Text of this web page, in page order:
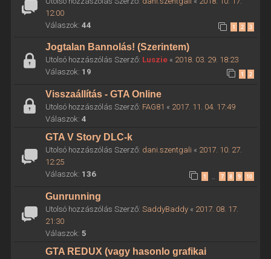
12:00
Válaszok: 44 1 2 3
Jogtalan Bannolás! (Szerintem)
Utolsó hozzászólás Szerző: Luszie« 2018. 03. 29. 18:23
Válaszok: 19 1 2
Visszaállítás - GTA Online
Utolsó hozzászólás Szerző: FAG81 « 2017. 11. 04. 17:49
Válaszok: 4
GTA V Story DLC-k
Utolsó hozzászólás Szerző: dani.szentgali « 2017. 10. 27.
12:25
Válaszok: 136 1 … 7 8 9 10
Gunrunning
Utolsó hozzászólás Szerző: SaddyBaddy« 2017. 08. 17.
21:30
Válaszok: 5
GTA REDUX (vagy hasonlo grafikai